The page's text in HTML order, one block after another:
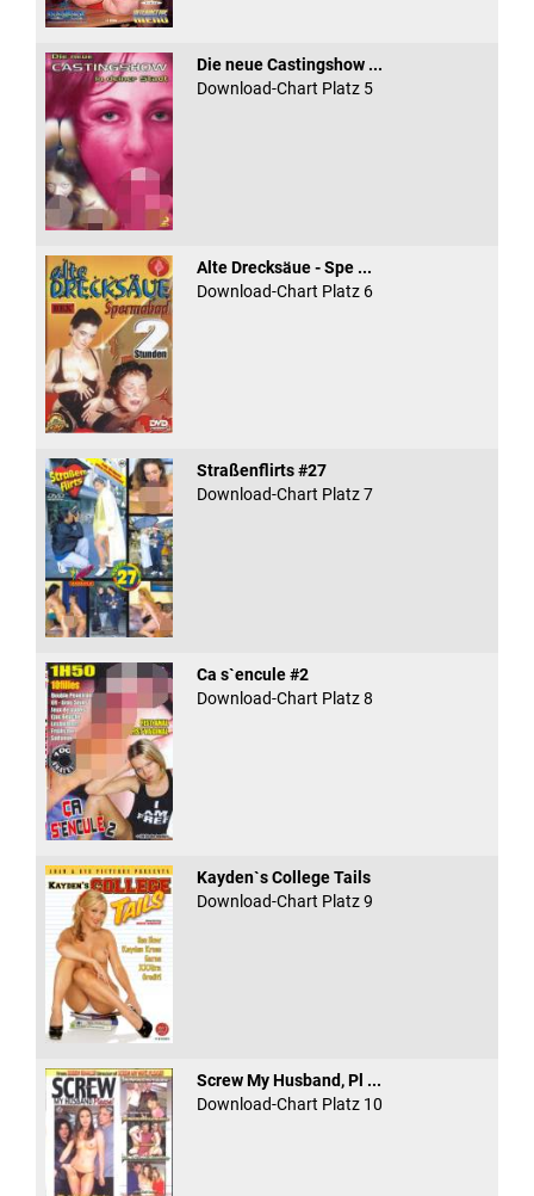
Die neue Castingshow ...
Download-Chart Platz 5
Alte Drecksäue - Spe ...
Download-Chart Platz 6
Straßenflirts #27
Download-Chart Platz 7
Ca s`encule #2
Download-Chart Platz 8
Kayden`s College Tails
Download-Chart Platz 9
Screw My Husband, Pl ...
Download-Chart Platz 10